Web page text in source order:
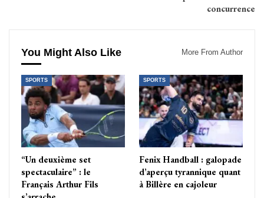
concurrence
You Might Also Like More From Author
SPORTS
“Un deuxième set
spectaculaire” : le
Français Arthur Fils
SPORTS
Fenix Handball : galopade
d’aperçu tyrannique quant
à Billère en cajoleur